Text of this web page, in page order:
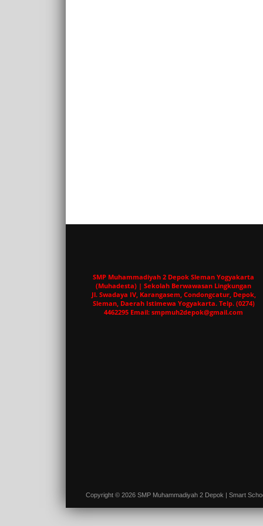
SMP Muhammadiyah 2 Depok Sleman Yogyakarta
(Muhadesta) | Sekolah Berwawasan Lingkungan
Jl. Swadaya IV, Karangasem, Condongcatur, Depok,
Sleman, Daerah Istimewa Yogyakarta. Telp. (0274)
4462295 Email: smpmuh2depok@gmail.com
Copyright © 2026 SMP Muhammadiyah 2 Depok | Smart